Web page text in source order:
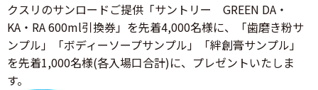
クスリのサンロードご提供「サントリー GREEN DA・
KA・RA 600ml引換券」を先着4,000名様に、「歯磨き粉サ
ンプル」「ボディーソープサンプル」「絆創膏サンプル」
を先着1,000名様(各入場口合計)に、プレゼントいたしま
す。